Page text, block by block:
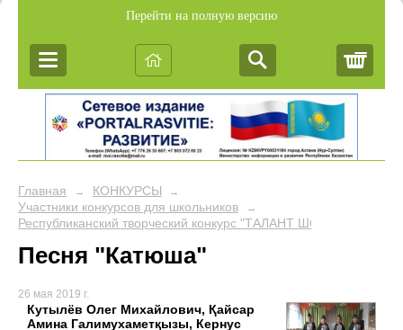
Перейти на полную версию
Главная → КОНКУРСЫ →
Участники конкурсов для школьников →
Республиканский творческий конкурс "ТАЛАНТ ШОУ"
Песня "Катюша"
26 мая 2019 г.
Кутылёв Олег Михайлович, Қайсар
Амина Галимухаметқызы, Кернус